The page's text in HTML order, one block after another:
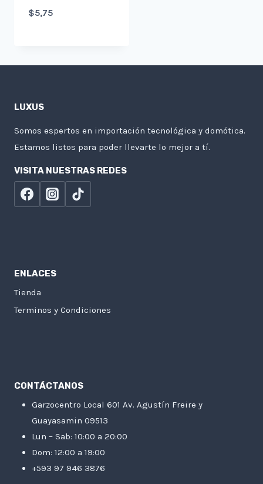
$5,75
LUXUS
Somos espertos en importación tecnológica y domótica.
Estamos listos para poder llevarte lo mejor a tí.
VISITA NUESTRAS REDES
ENLACES
Tienda
Terminos y Condiciones
CONTÁCTANOS
Garzocentro Local 601 Av. Agustín Freire y
Guayasamin 09513
Lun – Sab: 10:00 a 20:00
Dom: 12:00 a 19:00
+593 97 946 3876